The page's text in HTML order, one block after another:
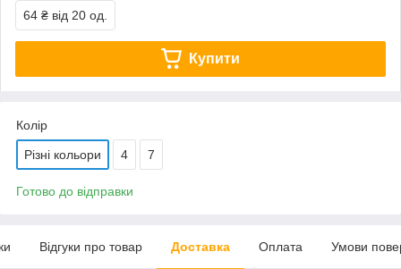
64 ₴ від 20 од.
Купити
Колір
Різні кольори 4 7
Готово до відправки
Відгуки про товар Доставка Оплата Умови